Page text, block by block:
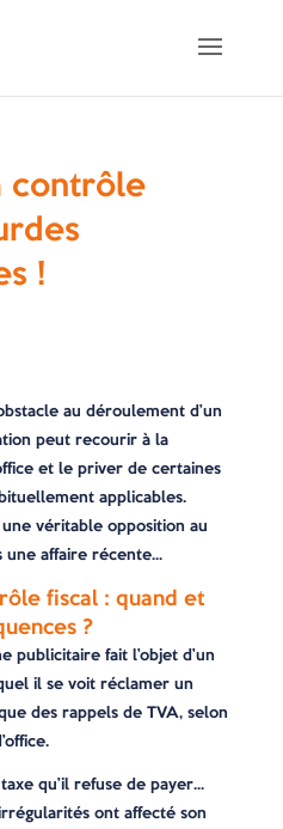
contrôle
!
au déroulement d’un
peut recourir à la
et le priver de certaines
applicables.
véritable opposition au
affaire récente…
fiscal : quand et
?
publicitaire fait l’objet d’un
il se voit réclamer un
des rappels de TVA, selon
qu’il refuse de payer…
ont affecté son